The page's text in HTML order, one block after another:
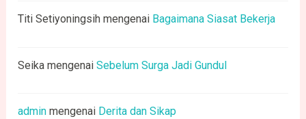
Titi Setiyoningsih mengenai Bagaimana Siasat Bekerja
Seika mengenaiSebelum Surga Jadi Gundul
admin mengenai Derita dan Sikap